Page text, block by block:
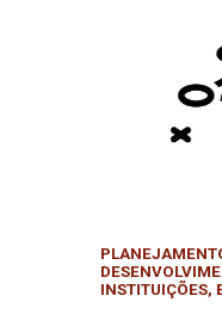
INSTITUIÇÕES,